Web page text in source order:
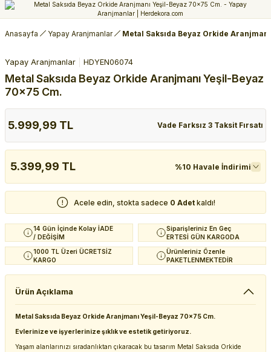
Anasayfa Yapay Aranjmanlar Metal Saksıda Beyaz Orkide
Yapay Aranjmanlar HDYEN06074
Metal Saksıda Beyaz Orkide Aranjmanı Yeşil-Beyaz
70x75 Cm.
5.999,99 TL Vade Farksız 3 Taksit Fırsatı
5.399,99 TL %10 Havale İndirimi
Acele edin, stokta sadece 0 Adet kaldı!
14 Gün İçinde Kolay İADE
/ DEĞİŞİM
Siparişleriniz En Geç
ERTESİ GÜN KARGODA
1000 TL Üzeri ÜCRETSİZ
KARGO
Ürünleriniz Özenle
PAKETLENMEKTEDİR
Ürün Açıklama
Metal Saksıda Beyaz Orkide Aranjmanı Yeşil-Beyaz 70x75 Cm.
Evlerinize ve işyerlerinize şıklık ve estetik getiriyoruz.
Yaşam alanlarınızı sıradanlıktan çıkaracak bu tasarım Metal Saksıda Orkide